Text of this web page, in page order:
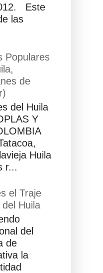
Este
las
Populares
de
del Huila
Y
Huila
r...
el Traje
Huila
del
de
la